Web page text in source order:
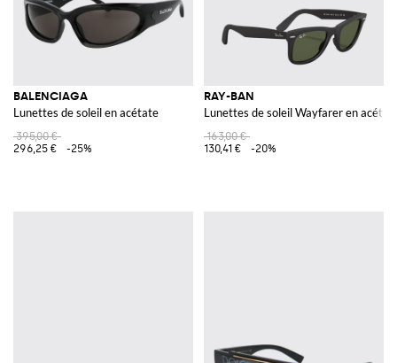
BALENCIAGA
Lunettes de soleil en acétate
395,00 €
296,25 €
-25%
RAY-BAN
Lunettes de soleil Wayfarer en
163,00 €
130,41 €
-20%